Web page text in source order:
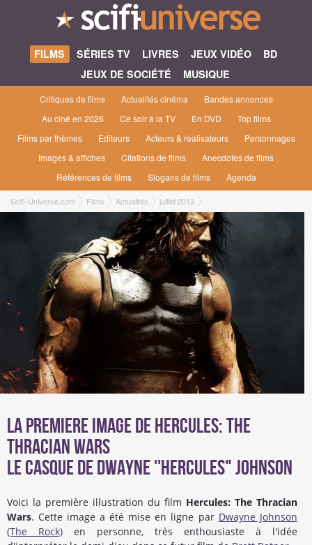
FILMS SÉRIES TV LIVRES JEUX VIDÉO
BD
JEUX DE SOCIÉTÉ
MUSIQUE
Critiques de films Actualités cinéma
Bandes annonces
Au ciné en 2026
Ce soir à la TV En DVD
Top films
Films par thèmes
Editeurs Acteurs & réalisateurs
Personnages
Images & affiches
Citations de films
Anecdotes de films
Références de films
Slogans de films Agenda
Scifi-Universe.com Films Actualités
juillet 2013
La premiere image de Hercules: The Thracian Wars
La premiere image de Hercules: The
Thracian Wars
Le casque de Dwayne ''Hercules" Johnson
Voici la première illustration du film Hercules: The Thracian
Wars. Cette image a été mise en ligne par Dwayne Johnson
(The Rock)en personne, très enthousiaste à l'idée